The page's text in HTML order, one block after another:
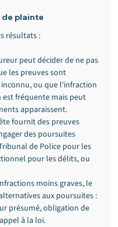
de plainte
résultats :
peut décider de ne pas
les preuves sont
ou que l'infraction
fréquente mais peut
apparaissent.
fournit des preuves
des poursuites
de Police pour les
pour les délits, ou
moins graves, le
aux poursuites :
présumé, obligation de
à la loi.